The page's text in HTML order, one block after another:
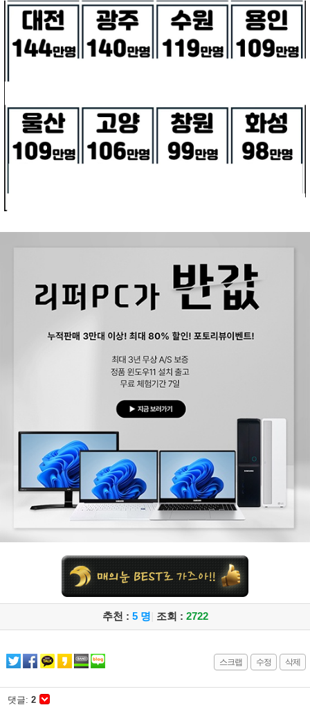
추천 : 5 명 조회 : 2722
스크랩 수정 삭제
댓글: 2